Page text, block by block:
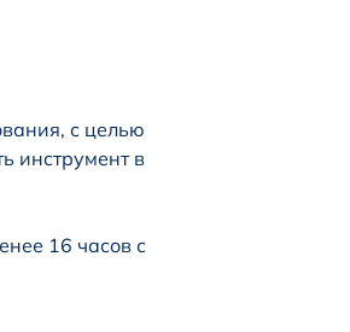
с целью
инструмент в
16 часов с